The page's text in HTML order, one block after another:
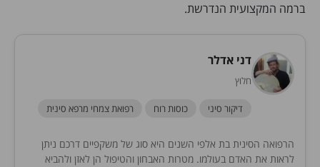
ברמה המקצועית הנדרשת.
דני אדלר
חלוץ
דיקור סיני כוסות רוח רפואת צמחי מרפא סינית
הרפואה הסינית בת אלפי השנים היא סוג של משקפיים דרכם ניתן
לראות את האדם בעולמו. מטרות האבחון והטיפול הן לאזן ולהביא